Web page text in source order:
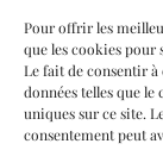
Pour offrir les
que les cookies pour
Le fait de consentir
données telles que
uniques sur ce site.
consentement peut
Cérémonie
Paiements 3/4
Programme de